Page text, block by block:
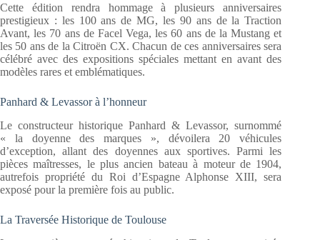
Cette édition rendra hommage à plusieurs anniversaires
prestigieux : les 100 ans de MG, les 90 ans de la Traction
Avant, les 70 ans de Facel Vega, les 60 ans de la Mustang et
les 50 ans de la Citroën CX. Chacun de ces anniversaires sera
célébré avec des expositions spéciales mettant en avant des
modèles rares et emblématiques.
Panhard & Levassor à l’honneur
Le constructeur historique Panhard & Levassor, surnommé
« la doyenne des marques », dévoilera 20 véhicules
d’exception, allant des doyennes aux sportives. Parmi les
pièces maîtresses, le plus ancien bateau à moteur de 1904,
autrefois propriété du Roi d’Espagne Alphonse XIII, sera
exposé pour la première fois au public.
La Traversée Historique de Toulouse